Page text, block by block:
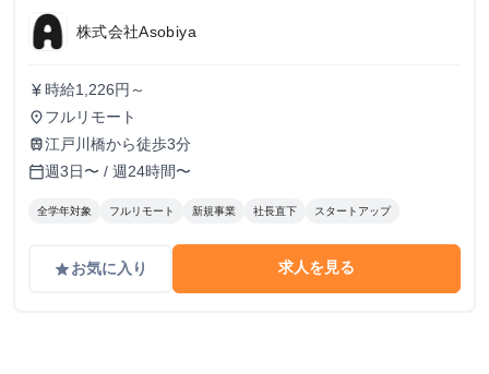
株式会社Asobiya
currency_yen 時給1,226円～
place フルリモート
train江戸川橋から徒歩3分
calendar_today週3日〜 / 週24時間〜
全学年対象 フルリモート 新規事業 社長直下 スタートアップ
gradeお気に入り 求人を見る